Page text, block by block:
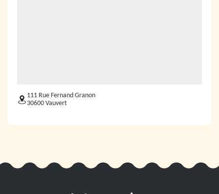
111 Rue Fernand Granon
30600 Vauvert